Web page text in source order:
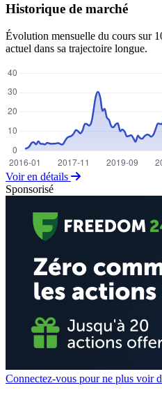
Historique de marché
Évolution mensuelle du cours sur
actuel dans sa trajectoire longue.
Voir en détails
Sponsorisé
Connectez-vous pour ne plus voir